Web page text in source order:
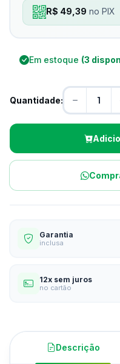
R$ 49,39 no PIX
Em estoque (3
Quantidade:
Garantia
inclusa
12x sem juros
no cartão
Descrição